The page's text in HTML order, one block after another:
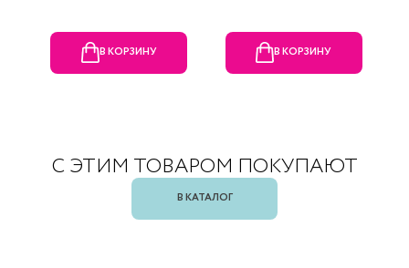
В КОРЗИНУ В КОРЗИНУ
С ЭТИМ ТОВАРОМ ПОКУПАЮТ
В КАТАЛОГ